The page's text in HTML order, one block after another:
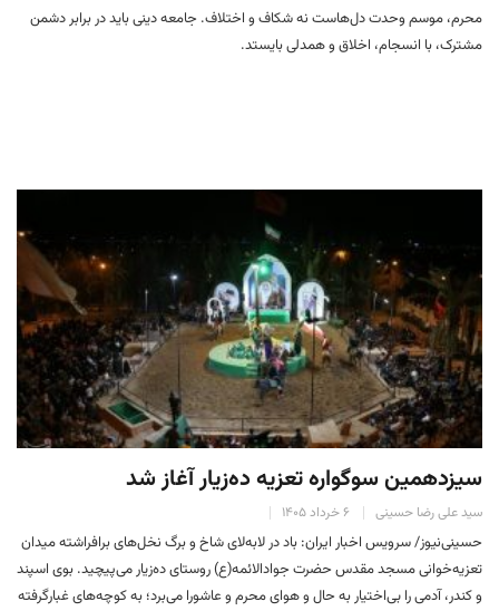
محرم، موسم وحدت دل‌هاست نه شکاف و اختلاف. جامعه دینی باید در برابر دشمن
مشترک، با انسجام، اخلاق و همدلی بایستد.
سیزدهمین سوگواره تعزیه ده‌زیار آغاز شد
سید علی رضا حسینی ۶ خرداد ۱۴۰۵
حسینی‌نیوز/ سرویس اخبار ایران: باد در لابه‌لای شاخ و برگ نخل‌های برافراشته میدان
تعزیه‌خوانی مسجد مقدس حضرت جوادالائمه(ع) روستای ده‌زیار می‌پیچید. بوی اسپند
و کندر، آدمی را بی‌اختیار به حال و هوای محرم و عاشورا می‌برد؛ به کوچه‌های غبارگرفته